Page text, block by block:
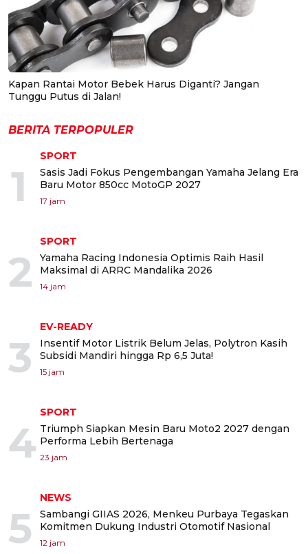
Kapan Rantai Motor Bebek Harus Diganti? Jangan
Tunggu Putus di Jalan!
BERITA TERPOPULER
1
SPORT
Sasis Jadi Fokus Pengembangan Yamaha Jelang Era
Baru Motor 850cc MotoGP 2027
17 jam
2
SPORT
Yamaha Racing Indonesia Optimis Raih Hasil
Maksimal di ARRC Mandalika 2026
14 jam
3
EV-READY
Insentif Motor Listrik Belum Jelas, Polytron Kasih
Subsidi Mandiri hingga Rp 6,5 Juta!
15 jam
4
SPORT
Triumph Siapkan Mesin Baru Moto2 2027 dengan
Performa Lebih Bertenaga
23 jam
5
NEWS
Sambangi GIIAS 2026, Menkeu Purbaya Tegaskan
Komitmen Dukung Industri Otomotif Nasional
12 jam